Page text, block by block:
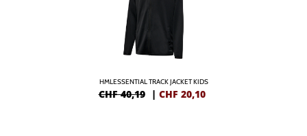
HMLESSENTIAL TRACK JACKET KIDS
CHF 40,19 | CHF 20,10